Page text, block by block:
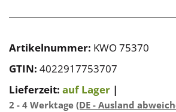
Artikelnummer: KWO 75370
GTIN: 4022917753707
Lieferzeit: auf Lager |
2 - 4 Werktage (DE - Ausland